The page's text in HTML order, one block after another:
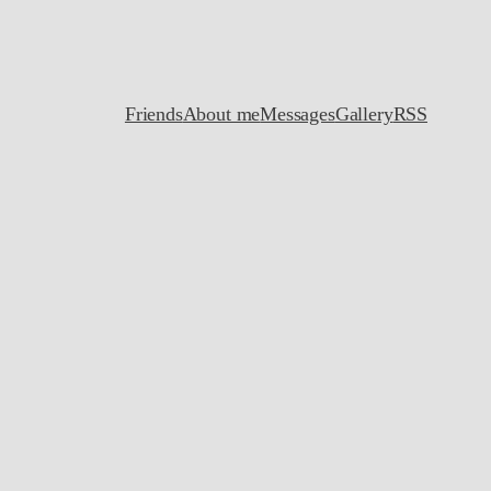
FriendsAbout meMessagesGalleryRSS